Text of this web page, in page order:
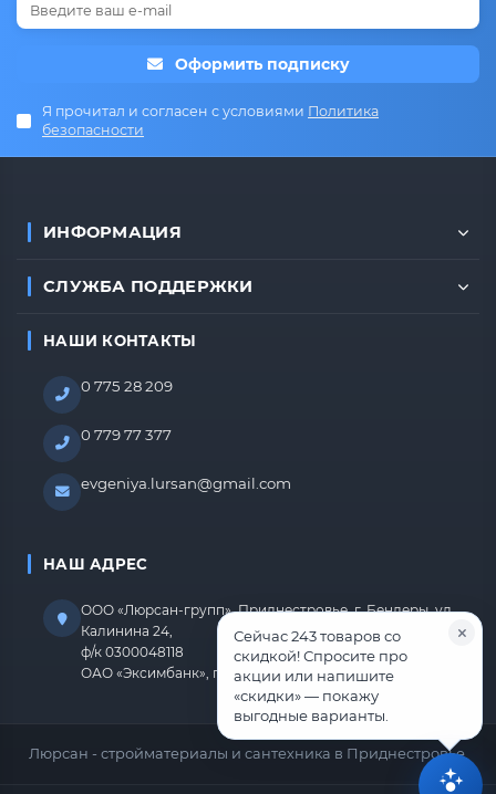
Оформить подписку
Я прочитал и согласен с условиями Политика
безопасности
ИНФОРМАЦИЯ
СЛУЖБА ПОДДЕРЖКИ
НАШИ КОНТАКТЫ
0 775 28 209
0 779 77 377
evgeniya.lursan@gmail.com
НАШ АДРЕС
ООО «Люрсан-групп», Приднестровье, г. Бендеры, ул.
Калинина 24,
ф/к 0300048118
ОАО «Эксимбанк», г.Бендеры, р/с 2212670000000818
Люрсан - стройматериалы и сантехника в Приднестровье.
Сейчас 243 товаров со
скидкой! Спросите про
акции или напишите
«скидки» — покажу
выгодные варианты.